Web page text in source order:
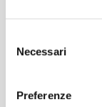
delNecessari
Preferenze